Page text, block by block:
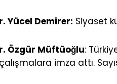
Yücel Demirer: Siyaset
Özgür Müftüoğlu:
imza attı.